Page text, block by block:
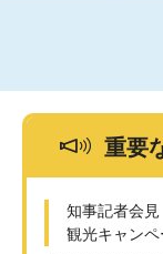
重要
知事記者会
観光キャン